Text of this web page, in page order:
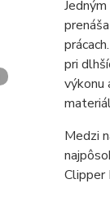
pri
výkonu
Medzi
Clipper